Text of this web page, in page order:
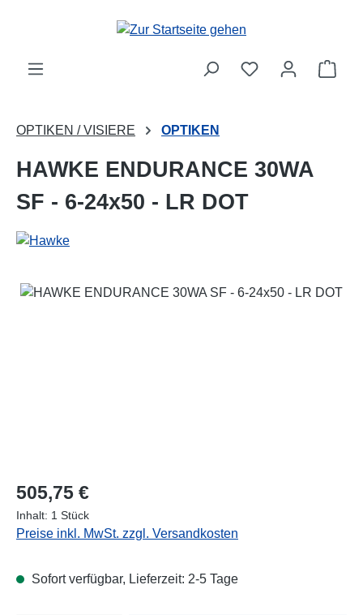
Zum Hauptinhalt springen
OPTIKEN / VISIERE OPTIKEN
HAWKE ENDURANCE 30WA
SF - 6-24x50 - LR DOT
Regulärer Preis:
505,75 €
Inhalt: 1 Stück
Preise inkl. MwSt. zzgl. Versandkosten
Sofort verfügbar, Lieferzeit: 2-5 Tage